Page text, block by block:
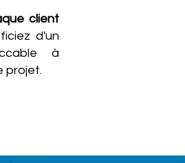
client
d'un
à
projet.